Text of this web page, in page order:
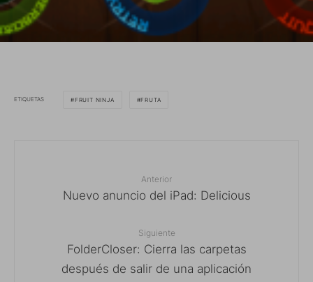
ETIQUETAS FRUIT NINJA FRUTA
Anterior
Nuevo anuncio del iPad: Delicious
Siguiente
FolderCloser: Cierra las carpetas
después de salir de una aplicación